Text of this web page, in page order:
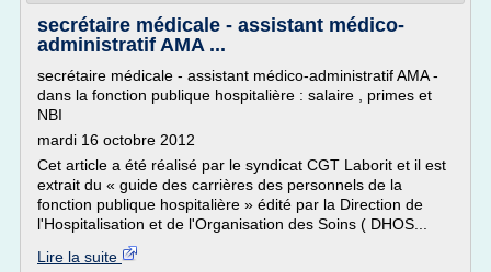
secrétaire médicale - assistant médico-
administratif AMA ...
secrétaire médicale - assistant médico-administratif AMA -
dans la fonction publique hospitalière : salaire , primes et
NBI
mardi 16 octobre 2012
Cet article a été réalisé par le syndicat CGT Laborit et il est
extrait du « guide des carrières des personnels de la
fonction publique hospitalière » édité par la Direction de
l'Hospitalisation et de l'Organisation des Soins ( DHOS...
Lire la suite